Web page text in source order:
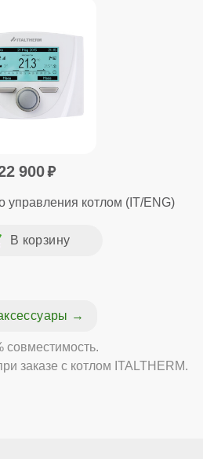
900
управления котлом (IT/ENG)
совместимость.
заказе с котлом ITALTHERM.